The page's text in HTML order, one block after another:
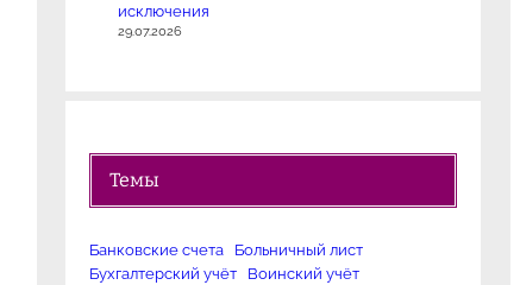
исключения
29.07.2026
Темы
Банковские счета
Больничный лист
Бухгалтерский учёт
Воинский учёт